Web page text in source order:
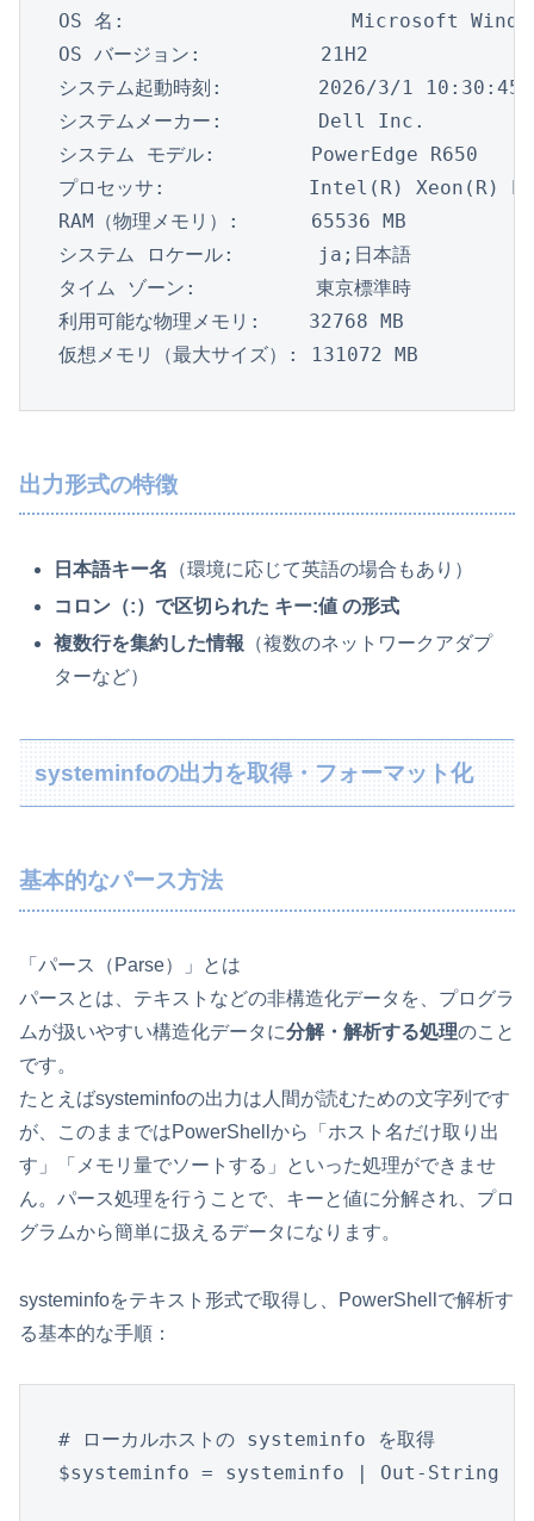
OS 名:                   Microsoft
OS バージョン:          21H2
システム起動時刻:        2026/3/1 10:30:45
システムメーカー:        Dell Inc.
システム モデル:        PowerEdge R650
プロセッサ:            Intel(R) Xeon(R)
RAM（物理メモリ）:      65536 MB
システム ロケール:       ja;日本語
タイム ゾーン:          東京標準時
利用可能な物理メモリ:    32768 MB
仮想メモリ（最大サイズ）: 131072 MB
出力形式の特徴
日本語キー名
（環境に応じて英語の場合もあり）
コロン（:）で区切られた キー:値 の形式
複数行を集約した情報 （複数のネットワークアダプ
ターなど）
systeminfoの出力を取得・フォーマット化
基本的なパース方法
「パース（Parse）」とは
パースとは、テキストなどの非構造化データを、プログラ
ムが扱いやすい構造化データに分解・解析する処理のこと
です。
たとえばsysteminfoの出力は人間が読むための文字列です
が、このままではPowerShellから「ホスト名だけ取り出
す」「メモリ量でソートする」といった処理ができませ
ん。パース処理を行うことで、キーと値に分解され、プロ
グラムから簡単に扱えるデータになります。
systeminfoをテキスト形式で取得し、PowerShellで解析す
る基本的な手順：
# ローカルホストの systeminfo を取得
$systeminfo = systeminfo | Out-String